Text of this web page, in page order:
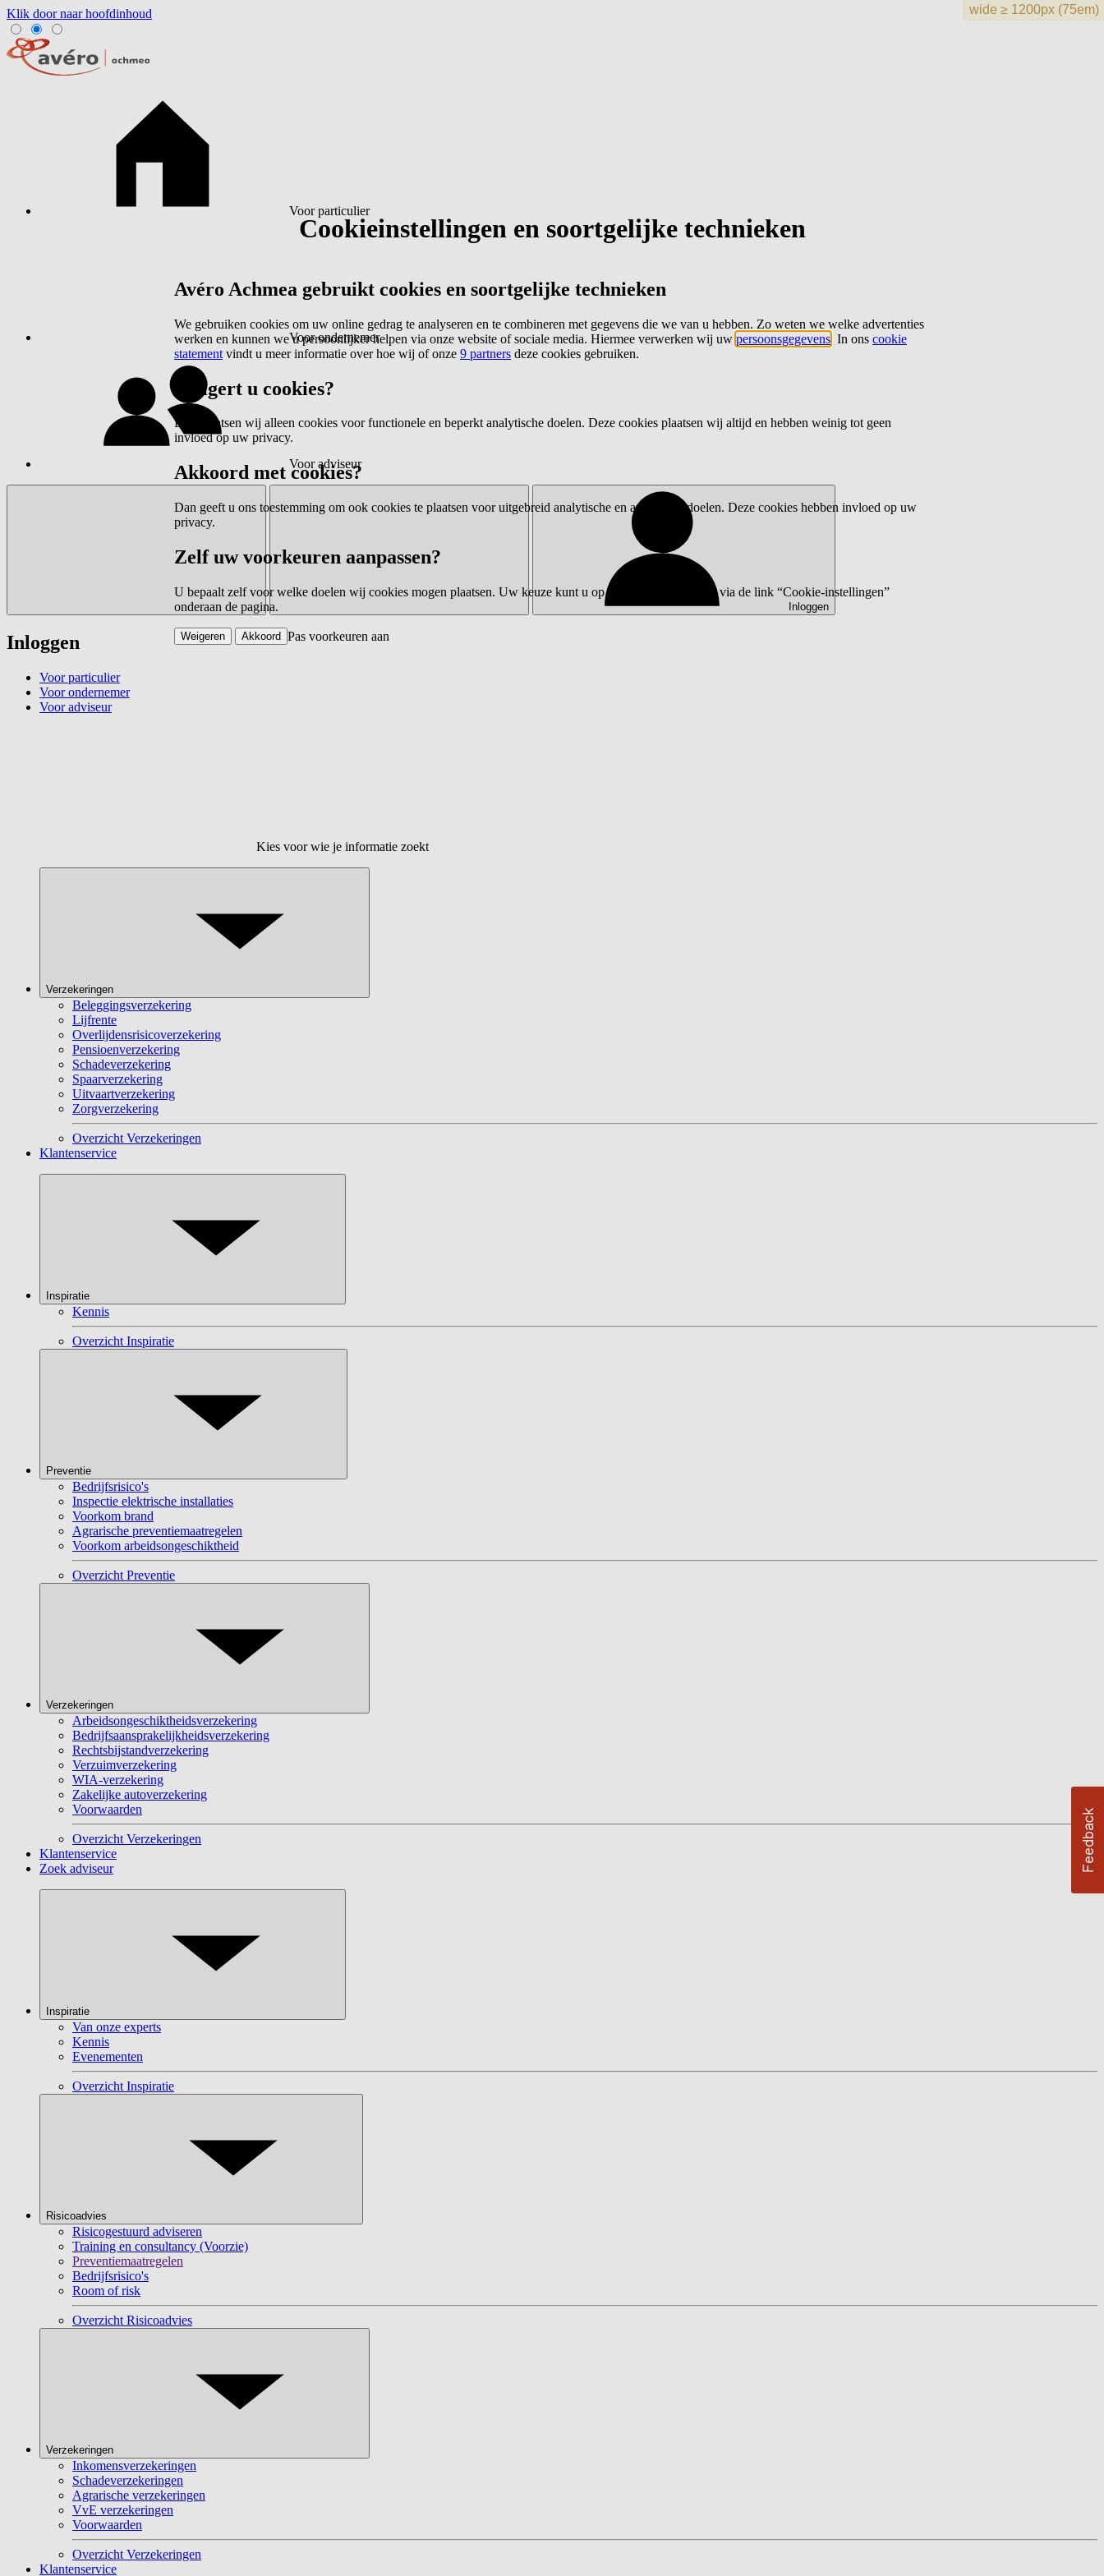
Klik door naar hoofdinhoud
Voor particulier
Voor ondernemer
Voor adviseur
Inloggen
Inloggen
Voor particulier
Voor ondernemer
Voor adviseur
Kies voor wie je informatie zoekt
Verzekeringen
Beleggingsverzekering
Lijfrente
Overlijdensrisicoverzekering
Pensioenverzekering
Schadeverzekering
Spaarverzekering
Uitvaartverzekering
Zorgverzekering
Overzicht Verzekeringen
Klantenservice
Inspiratie
Kennis
Overzicht Inspiratie
Preventie
Bedrijfsrisico's
Inspectie elektrische installaties
Voorkom brand
Agrarische preventiemaatregelen
Voorkom arbeidsongeschiktheid
Overzicht Preventie
Verzekeringen
Arbeidsongeschiktheidsverzekering
Bedrijfsaansprakelijkheidsverzekering
Rechtsbijstandverzekering
Verzuimverzekering
WIA-verzekering
Zakelijke autoverzekering
Voorwaarden
Overzicht Verzekeringen
Klantenservice
Zoek adviseur
Inspiratie
Van onze experts
Kennis
Evenementen
Overzicht Inspiratie
Risicoadvies
Risicogestuurd adviseren
Training en consultancy (Voorzie)
Preventiemaatregelen
Bedrijfsrisico's
Room of risk
Overzicht Risicoadvies
Verzekeringen
Inkomensverzekeringen
Schadeverzekeringen
Agrarische verzekeringen
VvE verzekeringen
Voorwaarden
Overzicht Verzekeringen
Klantenservice
Cookieinstellingen en soortgelijke technieken
Avéro Achmea gebruikt cookies en soortgelijke technieken
We gebruiken cookies om uw online gedrag te analyseren en te combineren met gegevens die we van u hebben. Zo weten we welke advertenties
werken en kunnen we u persoonlijker helpen via onze website of sociale media. Hiermee verwerken wij uw persoonsgegevens . In ons cookie
statement vindt u meer informatie over hoe wij of onze 9 partners deze cookies gebruiken.
Weigert u cookies?
Dan plaatsen wij alleen cookies voor functionele en beperkt analytische doelen. Deze cookies plaatsen wij altijd en hebben weinig tot geen
invloed op uw privacy.
Akkoord met cookies?
Dan geeft u ons toestemming om ook cookies te plaatsen voor uitgebreid analytische en advertentiedoelen. Deze cookies hebben invloed op uw
privacy.
Zelf uw voorkeuren aanpassen?
U bepaalt zelf voor welke doelen wij cookies mogen plaatsen. Uw keuze kunt u op elk moment wijzigen via de link “Cookie-instellingen”
onderaan de pagina.
Pas voorkeuren aan
Weigeren Akkoord